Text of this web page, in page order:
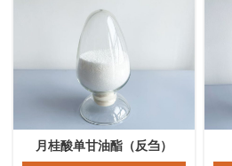
月桂酸单甘油酯（反刍）